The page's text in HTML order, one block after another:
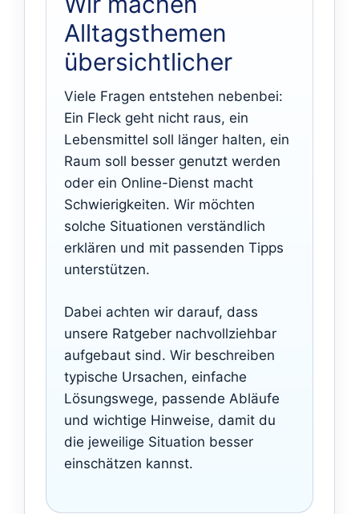
Alltagsthemen
übersichtlicher
Viele Fragen entstehen nebenbei:
Ein Fleck geht nicht raus, ein
Lebensmittel soll länger halten, ein
Raum soll besser genutzt werden
oder ein Online-Dienst macht
Schwierigkeiten. Wir möchten
solche Situationen verständlich
erklären und mit passenden Tipps
unterstützen.
Dabei achten wir darauf, dass
unsere Ratgeber nachvollziehbar
aufgebaut sind. Wir beschreiben
typische Ursachen, einfache
Lösungswege, passende Abläufe
und wichtige Hinweise, damit du
die jeweilige Situation besser
einschätzen kannst.